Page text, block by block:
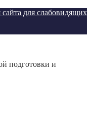
сайта для слабовидящих
подготовки и